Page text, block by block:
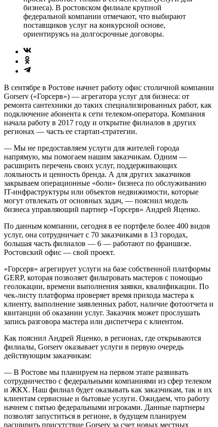
бизнеса). В ростовском филиале крупной
федеральной компании отмечают, что выбирают
поставщиков услуг на конкурсной основе,
ориентируясь на долгосрочные договоры.
В сентябре в Ростове начнет работу офис столичной компании
Gorserv («Горсерв») — агрегатора услуг для бизнеса: от
ремонта сантехники до таких специализированных работ, как
подключение абонента к сети телеком-оператора. Компания
начала работу в 2017 году и открытие филиалов в других
регионах — часть ее стартап-стратегии.
— Мы не предоставляем услуги для жителей города
напрямую, мы помогаем нашим заказчикам. Одним —
расширить перечень своих услуг, поддерживающих
лояльность и ценность бренда. А для других заказчиков
закрываем операционные «боли» бизнеса по обслуживанию
IT-инфраструктуры или объектов недвижимости, которые
могут отвлекать от основных задач, — пояснил модель
бизнеса управляющий партнер «Горсерв» Андрей Яценко.
По данным компании, сегодня в ее портфеле более 400 видов
услуг, она сотрудничает с 70 заказчиками в 13 городах,
большая часть филиалов — 6 — работают по франшизе.
Ростовский офис — свой проект.
«Горсерв» агрегирует услуги на базе собственной платформы
GERP, которая позволяет фильтровать мастеров с помощью
геолокации, времени выполнения заявки, квалификации. По
чек-листу платформа проверяет время прихода мастера к
клиенту, выполнение заявленных работ, наличие фотоотчета и
квитанции об оказании услуг. Заказчик может прослушать
запись разговора мастера или диспетчера с клиентом.
Как пояснил Андрей Яценко, в регионах, где открываются
филиалы, Gorserv оказывает услуги в первую очередь
действующим заказчикам:
— В Ростове мы планируем на первом этапе развивать
сотрудничество с федеральными компаниями из сфер телеком
и ЖКХ. Наш филиал будет оказывать как заказчикам, так и их
клиентам сервисные и бытовые услуги. Ожидаем, что работу
начнем с пятью федеральными игроками. Данные партнеры
позволят запуститься в регионе, в будущем планируем
расширить присутствие Gorserv за счет новых местных